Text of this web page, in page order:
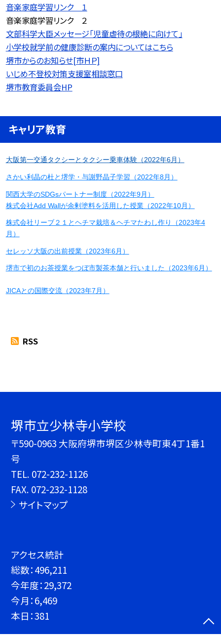
音楽家庭学習リンク １
音楽家庭学習リンク ２
文部科学大臣メッセージ「児童虐待の根絶に向けて」
小学校就学前の健康診断の案内についてはこちら
堺市からのお知らせ[市ＨＰ]
いじめ不登校対策支援室相談窓口
堺市教育委員会HP
キャリア教育
大阪第一交通タクシーとタクシー乗車体験（2022年6月）
さかい利晶の杜と堺学・与謝野晶子学習（2022年8月）
関西大学のSDGsパートナー制度（2022年9月）
株式会社Add Wallが余剰塗料を活用した授業（2022年10月）
株式会社リーブ２１とヘチマ栽培＆ヘチマたわし作り（2023年4
月）
セレッソ大阪の出前授業（2023年6月）
堺市で初のお茶授業をつぼ市製茶本舗と行いました（2023年6月）
JICAとの国際交流（2023年7月）
RSS
堺市立少林寺小学校
〒590-0963 大阪府堺市堺区少林寺町東4丁1番1
号
TEL. 072-232-1126
FAX. 072-232-1128
サイトマップ
アクセス統計
総数：496,211
今年度：29,372
今月：6,469
本日：381